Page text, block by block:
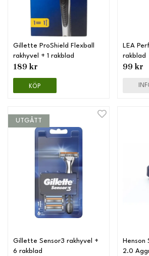
Gillette ProShield Flexball
rakhyvel + 1 rakblad
189 kr
KÖP
LEA
rakblad
99 kr
UTGÅTT
Gillette Sensor3 rakhyvel +
6 rakblad
Henson
2.0